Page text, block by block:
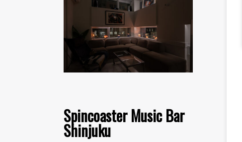
Spincoaster Music Bar
Shinjuku